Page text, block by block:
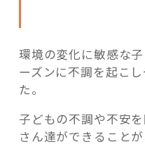
環境の変化に敏感な
ーズンに不調を起こ
た。
子どもの不調や不安
さん達ができること